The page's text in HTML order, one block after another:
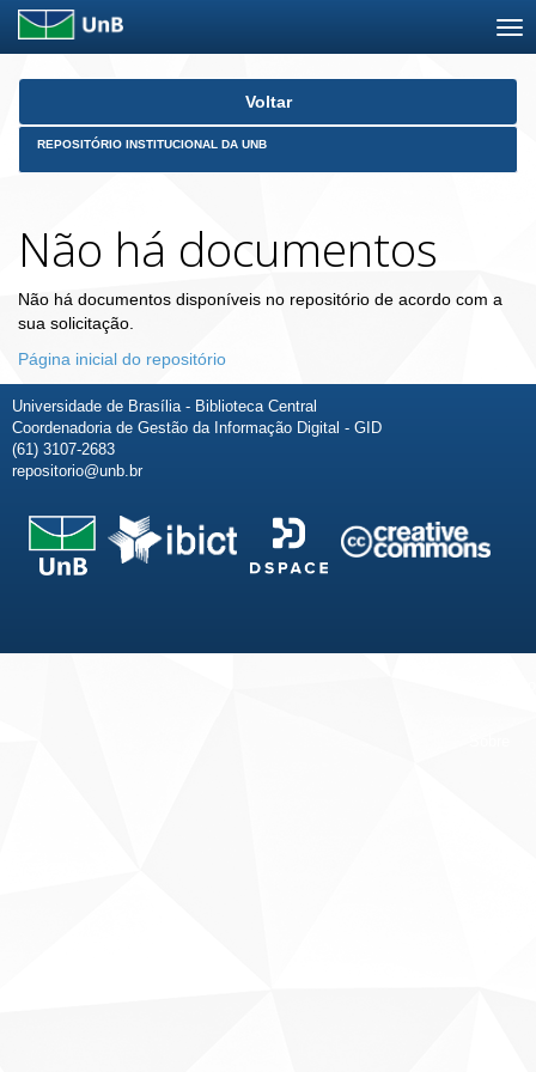
Skip
Voltar
REPOSITÓRIO INSTITUCIONAL DA UNB
Não há documentos
Não há documentos disponíveis no repositório de acordo com a
sua solicitação.
Página inicial do repositório
Universidade de Brasília - Biblioteca Central
Coordenadoria de Gestão da Informação Digital - GID
(61) 3107-2683
repositorio@unb.br